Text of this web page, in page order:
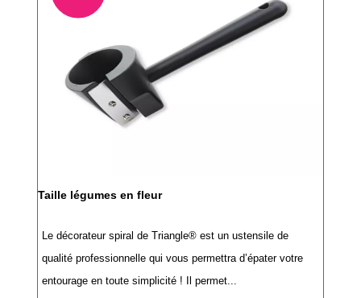
Taille légumes en fleur
Le décorateur spiral de Triangle® est un ustensile de
qualité professionnelle qui vous permettra d’épater votre
entourage en toute simplicité ! Il permet...